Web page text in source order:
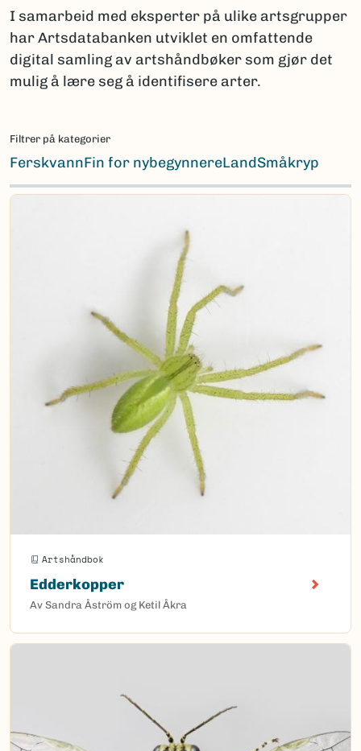
I samarbeid med eksperter på ulike artsgrupper
har Artsdatabanken utviklet en omfattende
digital samling av artshåndbøker som gjør det
mulig å lære seg å identifisere arter.
Filtrer på kategorier
FerskvannFin for nybegynnereLandSmåkryp
Artshåndbok
Edderkopper
Av Sandra Åström og Ketil Åkra